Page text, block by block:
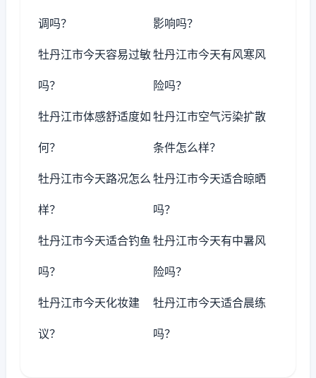
调吗？ 影响吗？
牡丹江市今天容易过敏
吗？
牡丹江市今天有风寒风
险吗？
牡丹江市体感舒适度如
何？
牡丹江市空气污染扩散
条件怎么样？
牡丹江市今天路况怎么
样？
牡丹江市今天适合晾晒
吗？
牡丹江市今天适合钓鱼
吗？
牡丹江市今天有中暑风
险吗？
牡丹江市今天化妆建
议？
牡丹江市今天适合晨练
吗？